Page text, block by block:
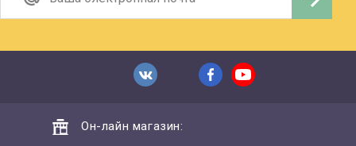
Он-лайн магазин: